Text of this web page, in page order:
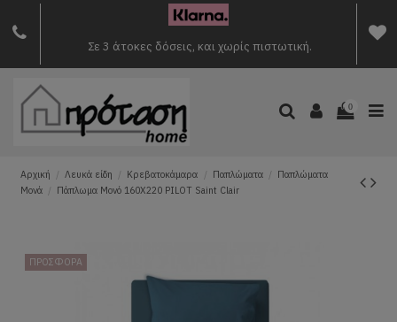
Σε 3 άτοκες δόσεις, και χωρίς πιστωτική.
0
Αρχική Λευκά είδη Κρεβατοκάμαρα Παπλώματα
Παπλώματα
Μονά
Πάπλωμα Mονό 160X220 PILOT Saint Clair
ΠΡΟΣΦΟΡΑ